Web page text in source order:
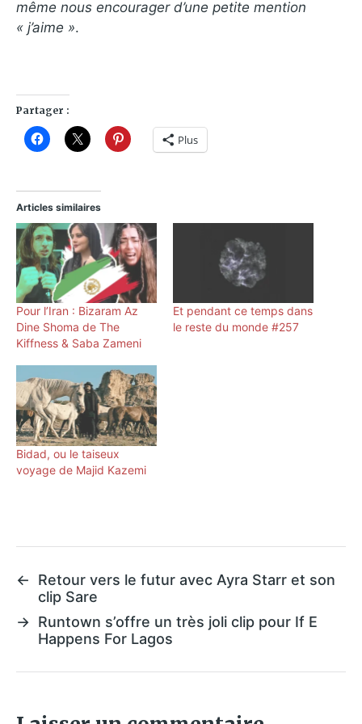
même nous encourager d’une petite mention
« j’aime ».
Partager :
Plus
Articles similaires
Pour l’Iran : Bizaram Az
Dine Shoma de The
Kiffness & Saba Zameni
Et pendant ce temps dans
le reste du monde #257
Bidad, ou le taiseux
voyage de Majid Kazemi
←
Retour vers le futur avec Ayra Starr et son
clip Sare
→ Runtown s’offre un très joli clip pour If E
Happens For Lagos